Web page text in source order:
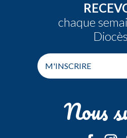
chaque
M'INSCRIRE
Nous